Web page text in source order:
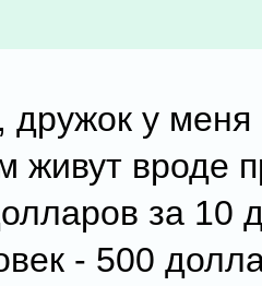
у меня
живут вроде
за 10
- 500